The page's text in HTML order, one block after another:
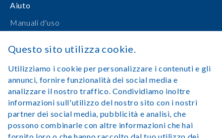
Aiuto
Manuali d'uso
Accedi
Avviso legale Condizioni di utilizzo
Questo sito utilizza cookie.
Utilizziamo i cookie per personalizzare i contenuti e gli
annunci, fornire funzionalità dei social media e
analizzare il nostro traffico. Condividiamo inoltre
informazioni sull'utilizzo del nostro sito con i nostri
partner dei social media, pubblicità e analisi, che
possono combinarle con altre informazioni che hai